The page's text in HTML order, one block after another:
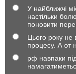
У найближчі
настільки
поновити
Цього року не
процесу. А от
рф навпаки